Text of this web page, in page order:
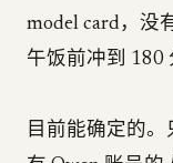
model card，没
午饭前冲到 180
目前能确定的